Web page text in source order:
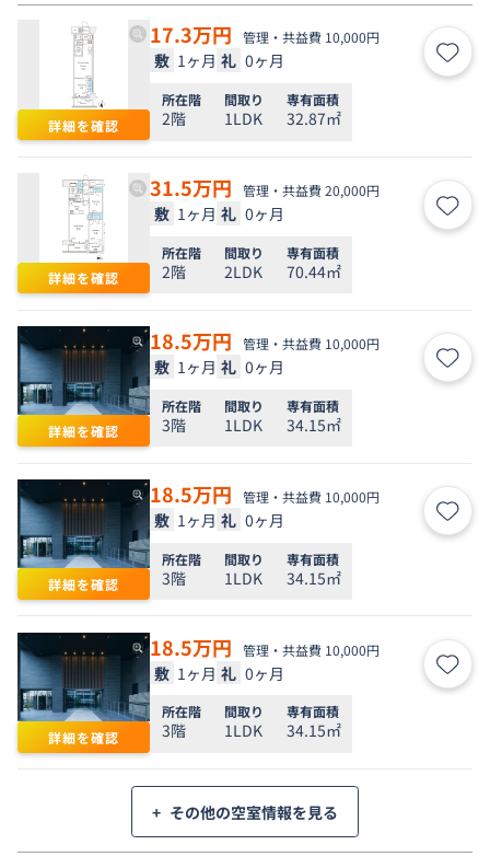
詳細を確認
17.3万円 管理・共益費 10,000円
敷 1ヶ月 礼 0ヶ月 お気
所在階
2階
間取り
1LDK
専有面積
32.87㎡
詳細を確認
31.5万円 管理・共益費 20,000円
敷 1ヶ月 礼 0ヶ月 お気
所在階
2階
間取り
2LDK
専有面積
70.44㎡
詳細を確認
18.5万円 管理・共益費 10,000円
敷 1ヶ月 礼 0ヶ月 お気
所在階
3階
間取り
1LDK
専有面積
34.15㎡
詳細を確認
18.5万円 管理・共益費 10,000円
敷 1ヶ月 礼 0ヶ月 お気
所在階
3階
間取り
1LDK
専有面積
34.15㎡
詳細を確認
18.5万円 管理・共益費 10,000円
敷 1ヶ月 礼 0ヶ月 お気
所在階
3階
間取り
1LDK
専有面積
34.15㎡
+ その他の空室情報を見る